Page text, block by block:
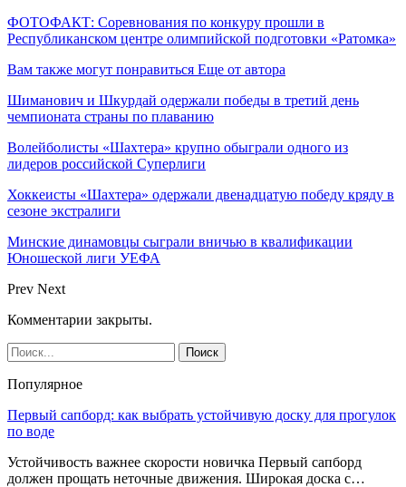
ФОТОФАКТ: Соревнования по конкуру прошли в
Республиканском центре олимпийской подготовки «Ратомка»
Вам также могут понравиться Еще от автора
Шиманович и Шкурдай одержали победы в третий день
чемпионата страны по плаванию
Волейболисты «Шахтера» крупно обыграли одного из
лидеров российской Суперлиги
Хоккеисты «Шахтера» одержали двенадцатую победу кряду в
сезоне экстралиги
Минские динамовцы сыграли вничью в квалификации
Юношеской лиги УЕФА
Prev Next
Комментарии закрыты.
Популярное
Первый сапборд: как выбрать устойчивую доску для прогулок
по воде
Устойчивость важнее скорости новичка Первый сапборд
должен прощать неточные движения. Широкая доска с…